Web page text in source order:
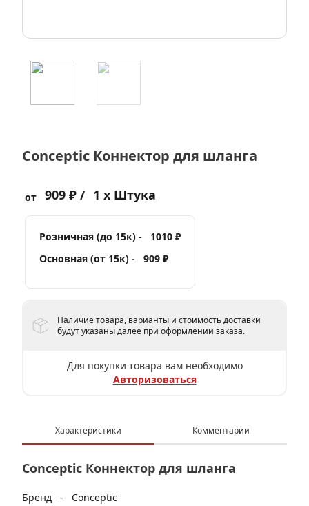
Conceptic Коннектор для шланга
от 909 ₽ / 1 x Штука
Розничная (до 15к) -
1010 ₽
Основная (от 15к) -
909 ₽
Наличие товара, варианты и стоимость доставки
будут указаны далее при оформлении заказа.
Для покупки товара вам необходимо
Авторизоваться
Характеристики Комментарии
Conceptic Коннектор для шланга
Бренд -
Conceptic